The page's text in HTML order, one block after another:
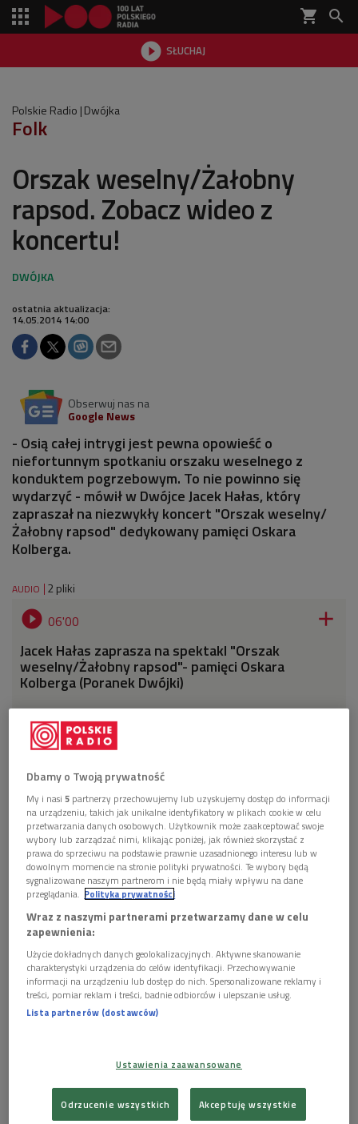
shopping_cart 
 SŁUCHAJ

Polskie Radio Dwójka
Folk
Orszak weselny/Żałobny
rapsod. Zobacz wideo z
koncertu!
ostatnia aktualizacja:
14.05.2014 14:00
Obserwuj nas na
Google News
- Osią całej intrygi jest pewna opowieść o
niefortunnym spotkaniu orszaku weselnego z
konduktem pogrzebowym. To nie powinno się
wydarzyć - mówił w Dwójce Jacek Hałas, który
zapraszał na niezwykły koncert "Orszak weselny/
Żałobny rapsod" dedykowany pamięci Oskara
Kolberga.
AUDIO 2 pliki
 06'00 
Jacek Hałas zaprasza na spektakl "Orszak
weselny/Żałobny rapsod"- pamięci Oskara
Kolberga (Poranek Dwójki)
 02'50
Darek Błaszczyk opowiada o koncercie-spektaklu
"Orszak weselny/Żałobny rapsod" dedykowanym
pamięci Oskara Kolberga (Poranek Dwójki)
Dbamy o Twoją prywatność
My i nasi5 partnerzy przechowujemy lub uzyskujemy dostęp do informacji
na urządzeniu, takich jak unikalne identyfikatory w plikach cookie w celu
przetwarzania danych osobowych. Użytkownik może zaakceptować swoje
wybory lub zarządzać nimi, klikając poniżej, jak również skorzystać z
prawa do sprzeciwu na podstawie prawnie uzasadnionego interesu lub w
dowolnym momencie na stronie polityki prywatności. Te wybory będą
sygnalizowane naszym partnerom i nie będą miały wpływu na dane
przeglądania. Polityka prywatności
Wraz z naszymi partnerami przetwarzamy dane w celu
zapewnienia:
Użycie dokładnych danych geolokalizacyjnych. Aktywne skanowanie
charakterystyki urządzenia do celów identyfikacji. Przechowywanie
informacji na urządzeniu lub dostęp do nich. Spersonalizowane reklamy i
treści, pomiar reklam i treści, badnie odbiorców i ulepszanie usług.
Lista partnerów (dostawców)
Ustawienia zaawansowane
Odrzucenie wszystkich Akceptuję wszystkie